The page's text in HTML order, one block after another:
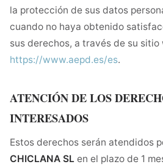
la protección de sus datos
cuando no haya obtenido
sus derechos, a través de su sitio
https://www.aepd.es/es.
ATENCIÓN DE LOS
INTERESADOS
Estos derechos serán atendidos
CHICLANA SL en el plazo de 1